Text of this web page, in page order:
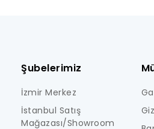
Şubelerimiz
İzmir Merkez
İstanbul Satış
Mağazası/Showroom